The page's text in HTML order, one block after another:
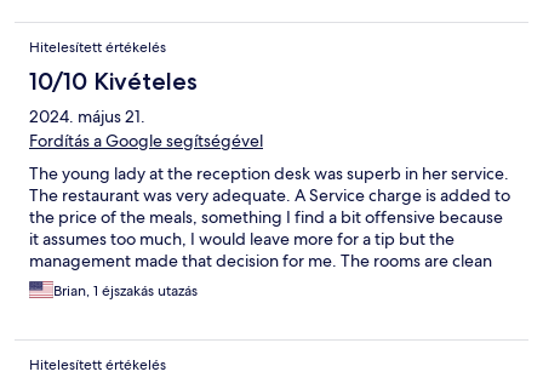
Hitelesített értékelés
10/10 Kivételes
2024. május 21.
Fordítás a Google segítségével
The young lady at the reception desk was superb in her service.
The restaurant was very adequate. A Service charge is added to
the price of the meals, something I find a bit offensive because
it assumes too much, I would leave more for a tip but the
management made that decision for me. The rooms are clean
and new. The bed was very comfortable. The breakfast is
expensive but also adequate. The service is friendly. The coffee
Brian, 1 éjszakás utazás
Hitelesített értékelés